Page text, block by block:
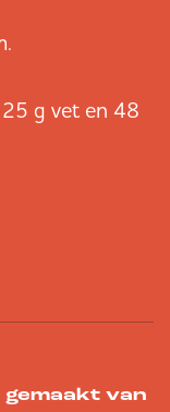
g vet en 48
van